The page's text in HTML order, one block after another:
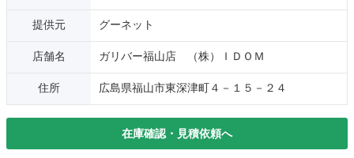
提供元 グーネット
店舗名 ガリバー福山店 （株）ＩＤＯＭ
住所 広島県福山市東深津町４－１５－２４
在庫確認・見積依頼へ